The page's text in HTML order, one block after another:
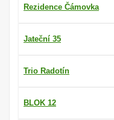
Rezidence Čámovka
Jateční 35
Trio Radotín
BLOK 12